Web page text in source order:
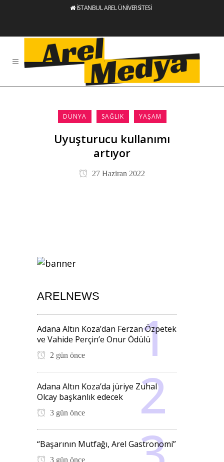
İSTANBUL AREL ÜNİVERSİTESİ
DÜNYA SAĞLIK YAŞAM
Uyuşturucu kullanımı
artıyor
27 Haziran 2022
ARELNEWS
Adana Altın Koza’dan Ferzan Özpetek
ve Vahide Perçin’e Onur Ödülü
2 gün önce
Adana Altın Koza’da jüriye Zuhal
Olcay başkanlık edecek
3 gün önce
“Başarının Mutfağı, Arel Gastronomi”
3 gün önce